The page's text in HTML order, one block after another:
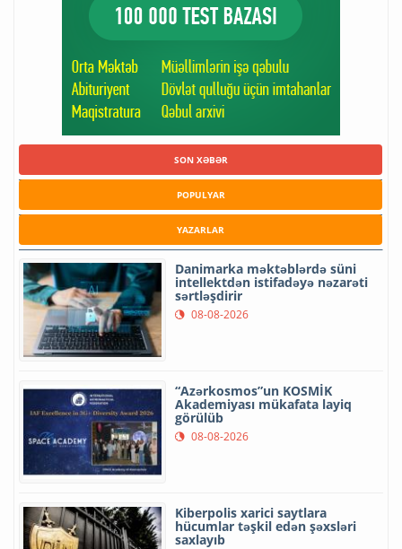
SON XƏBƏR
POPULYAR
YAZARLAR
Danimarka məktəblərdə süni
intellektdən istifadəyə nəzarəti
sərtləşdirir
08-08-2026
“Azərkosmos”un KOSMİK
Akademiyası mükafata layiq
görülüb
08-08-2026
Kiberpolis xarici saytlara
hücumlar təşkil edən şəxsləri
saxlayıb